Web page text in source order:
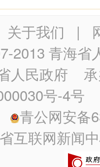
关于我们 |
2013 青海省
人民政府 承
号-4号
青公网安备
互联网新闻